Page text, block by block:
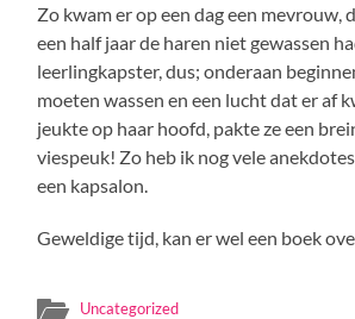
Zo kwam er op een dag een mevrouw,
een half jaar de haren niet gewassen
leerlingkapster, dus; onderaan
moeten wassen en een lucht dat er af
jeukte op haar hoofd, pakte ze een
viespeuk! Zo heb ik nog vele
een kapsalon.
Geweldige tijd, kan er wel een boek
Uncategorized